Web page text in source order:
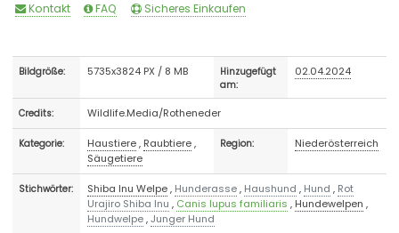
Kontakt FAQ Sicheres Einkaufen
Bildgröße: 5735x3824 PX / 8 MB
Hinzugefügt
am:
02.04.2024
Credits: Wildlife.Media/Rotheneder
Kategorie: Haustiere, Raubtiere,
Säugetiere
Region: Niederösterreich
Stichwörter: Shiba Inu Welpe, Hunderasse, Haushund , Hund , Rot
Urajiro Shiba Inu , Canis lupus familiaris , Hundewelpen ,
Hundwelpe,Junger Hund